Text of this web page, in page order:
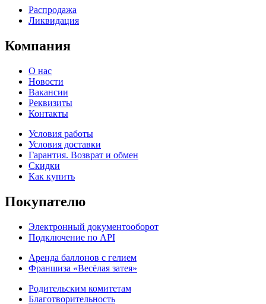
Распродажа
Ликвидация
Компания
О нас
Новости
Вакансии
Реквизиты
Контакты
Условия работы
Условия доставки
Гарантия. Возврат и обмен
Скидки
Как купить
Покупателю
Электронный документооборот
Подключение по API
Аренда баллонов с гелием
Франшиза «Весёлая затея»
Родительским комитетам
Благотворительность